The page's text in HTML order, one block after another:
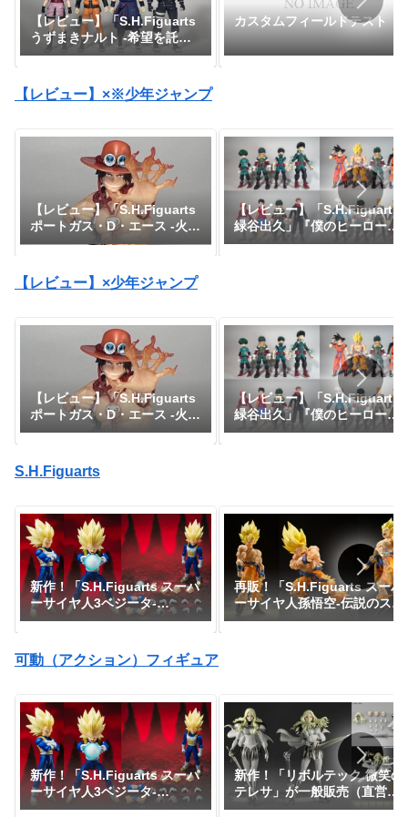
【レビュー】「S.H.Figuarts
うずまきナルト -希望を託さ
れた九尾の人柱力-」
カスタムフィールドテスト
【レビュー】×※少年ジャンプ
【レビュー】「S.H.Figuarts
ポートガス・D・エース -火
拳-」『ワンピース』
【レビュー】「S.H.Figuarts
緑谷出久」『僕のヒーローア
カデミア』
【レビュー】×少年ジャンプ
【レビュー】「S.H.Figuarts
ポートガス・D・エース -火
拳-」『ワンピース』
【レビュー】「S.H.Figuarts
緑谷出久」『僕のヒーローア
カデミア』
S.H.Figuarts
新作！「S.H.Figuarts スーパ
ーサイヤ人3ベジータ-
DAIMA-」がプレミアムバン
ボールDAIMA』｜定価8,800
円｜発売日2027年1月予定
再販！「S.H.Figuarts スーパ
ーサイヤ人孫悟空-伝説のスー
パーサイヤ人-」が一般販売で
可動（アクション）フィギュア
新作！「S.H.Figuarts スーパ
ーサイヤ人3ベジータ-
DAIMA-」がプレミアムバン
新作！「リボルテック 微笑の
テレサ」が一般販売（直営店
限定特典あり）で登場！